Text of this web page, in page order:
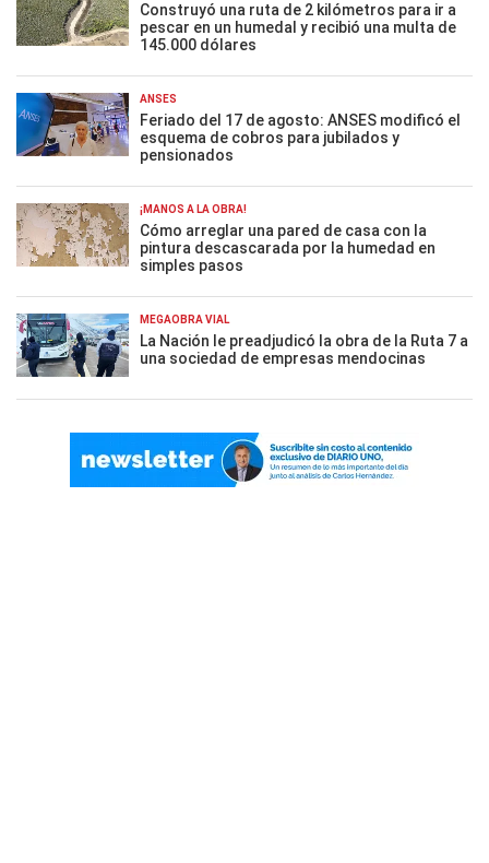
Construyó una ruta de 2 kilómetros para ir a
pescar en un humedal y recibió una multa de
145.000 dólares
ANSES
Feriado del 17 de agosto: ANSES modificó el
esquema de cobros para jubilados y
pensionados
¡MANOS A LA OBRA!
Cómo arreglar una pared de casa con la
pintura descascarada por la humedad en
simples pasos
MEGAOBRA VIAL
La Nación le preadjudicó la obra de la Ruta 7 a
una sociedad de empresas mendocinas